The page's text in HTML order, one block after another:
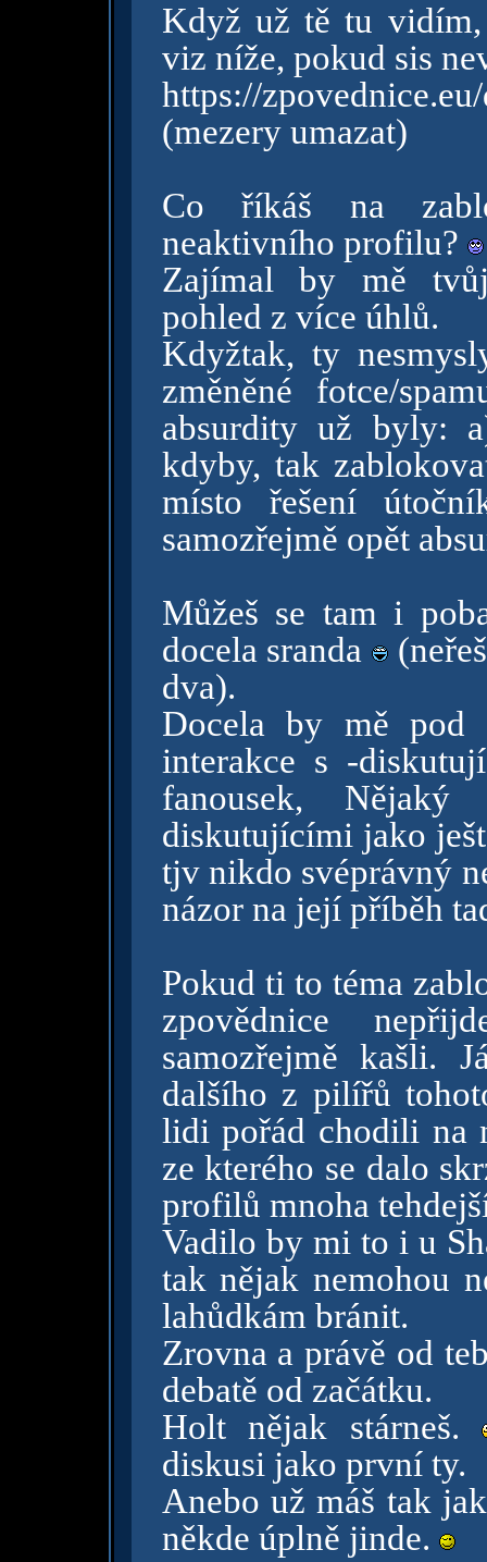
Když už tě tu vidím,
viz níže, pokud sis
https://
(mezery umazat)
Co říkáš na
neaktivního profilu?
Zajímal by mě
pohled z více úhlů.
Kdyžtak, ty
změněné fotce/
absurdity už byly:
kdyby, tak
místo řešení
samozřejmě opět
Můžeš se tam i
docela sranda
dva).
Docela by mě pod
interakce s -
fanousek,
diskutujícími jako
tjv nikdo svéprávný
názor na její příběh
Pokud ti to téma
zpovědnice
samozřejmě kašli.
dalšího z pilířů
lidi pořád chodili na
ze kterého se dalo
profilů mnoha
Vadilo by mi to i u
tak nějak nemohou
lahůdkám bránit.
Zrovna a právě od
debatě od začátku.
Holt nějak stárneš.
diskusi jako první ty.
Anebo už máš tak
někde úplně jinde.